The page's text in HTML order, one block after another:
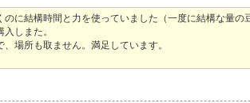
に結構時間と力を使っていました（一度に結構な量
しまた。
場所も取ません。満足しています。